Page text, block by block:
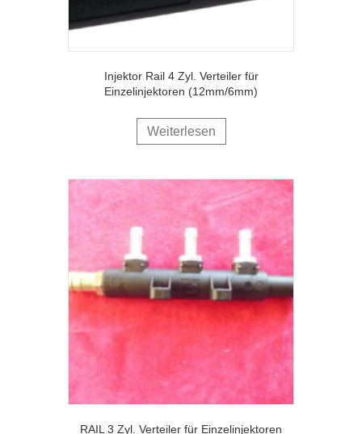
Injektor Rail 4 Zyl. Verteiler für
Einzelinjektoren (12mm/6mm)
Weiterlesen
RAIL 3 Zyl. Verteiler für Einzelinjektoren